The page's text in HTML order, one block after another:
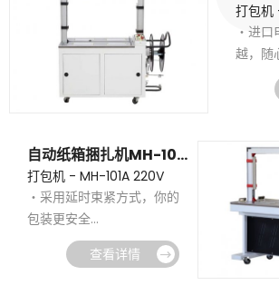
打包机
・进
越，随
・龙
快，
自动
自动纸箱捆扎机MH-101A 220V
打包机 - MH-101A 220V
・采用延时束紧方式，你的
包装更安全
・机芯结构简单，静音节能
・民用电源，方便实用
查看详情